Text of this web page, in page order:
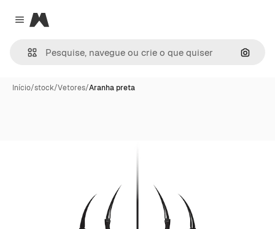
Close menu
Magnific
Início/stock/Vetores/Aranha preta